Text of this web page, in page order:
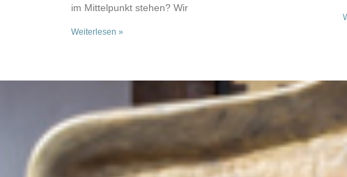
im Mittelpunkt stehen? Wir
Weiterlesen »